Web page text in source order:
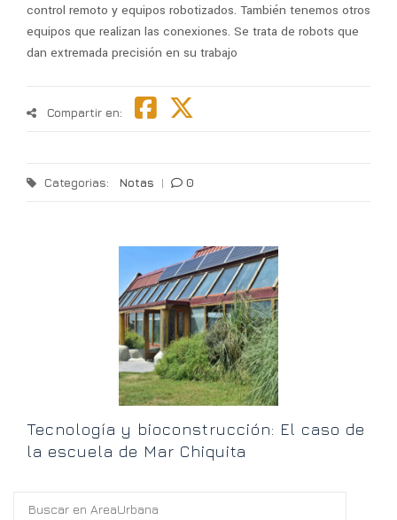
control remoto y equipos robotizados. También tenemos otros
equipos que realizan las conexiones. Se trata de robots que
dan extremada precisión en su trabajo
Compartir en:
Categorias: Notas | 0
Tecnología y bioconstrucción: El caso de
la escuela de Mar Chiquita